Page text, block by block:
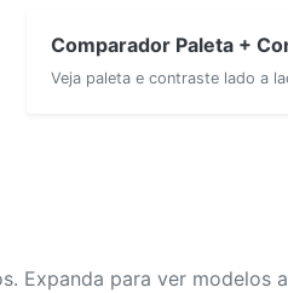
Comparador Paleta +
Veja paleta e contraste lado a
Expanda para ver modelos